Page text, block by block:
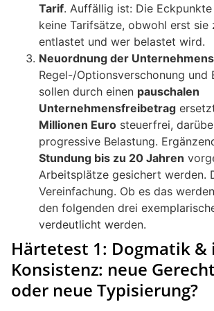
Tarif. Auffällig ist: Die Eckpunkte
keine Tarifsätze, obwohl erst sie
entlastet und wer belastet wird.
Neuordnung der
Regel-/Optionsverschonung und
sollen durch einen pauschalen
Unternehmensfreibetrag
Millionen Euro steuerfrei,
progressive Belastung.
Stundung bis zu 20 Jahren
Arbeitsplätze gesichert werden.
Vereinfachung. Ob es das
den folgenden drei
verdeutlicht werden.
Härtetest 1: Dogmatik &
Konsistenz: neue
oder neue Typisierung?